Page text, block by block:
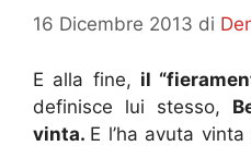
16 Dicembre 2013 di
E alla fine, il
definisce lui stesso,
vinta. E l’ha avuta